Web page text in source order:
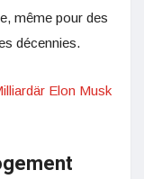
même pour des
décennies.
Elon Musk